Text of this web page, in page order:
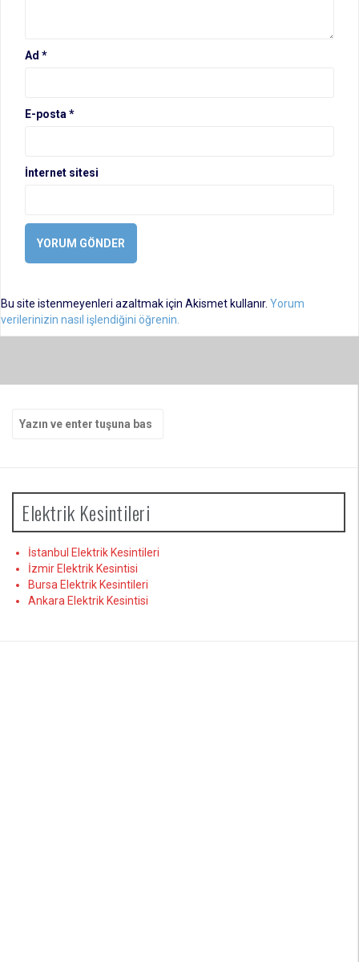
Ad *
E-posta *
İnternet sitesi
Bu site istenmeyenleri azaltmak için Akismet kullanır. Yorum
verilerinizin nasıl işlendiğini öğrenin.
yap:
Elektrik Kesintileri
İstanbul Elektrik Kesintileri
İzmir Elektrik Kesintisi
Bursa Elektrik Kesintileri
Ankara Elektrik Kesintisi